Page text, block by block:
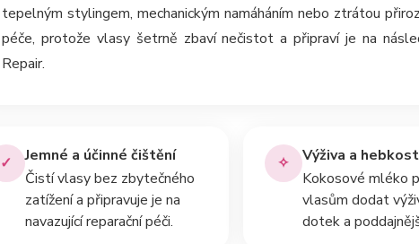
tepelným stylingem, mechanickým namáháním nebo ztrátou
péče, protože vlasy šetrně zbaví nečistot a připraví je na
Repair.
✓
Jemné a účinné čištění
Čistí vlasy bez zbytečného
zatížení a připravuje je na
navazující reparační péči.
✧
Výživa a hebkost
Kokosové mléko
vlasům dodat
dotek a